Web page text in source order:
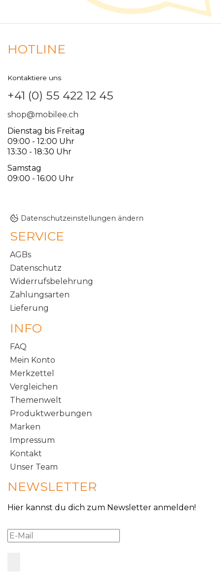
HOTLINE
Kontaktiere uns
+41 (0) 55 422 12 45
shop@mobilee.ch
Dienstag bis Freitag
09:00 - 12:00 Uhr
13:30 - 18:30 Uhr
Samstag
09:00 - 16:00 Uhr
Datenschutzeinstellungen ändern
SERVICE
AGBs
Datenschutz
Widerrufsbelehrung
Zahlungsarten
Lieferung
INFO
FAQ
Mein Konto
Merkzettel
Vergleichen
Themenwelt
Produktwerbungen
Marken
Impressum
Kontakt
Unser Team
NEWSLETTER
Hier kannst du dich zum Newsletter anmelden!